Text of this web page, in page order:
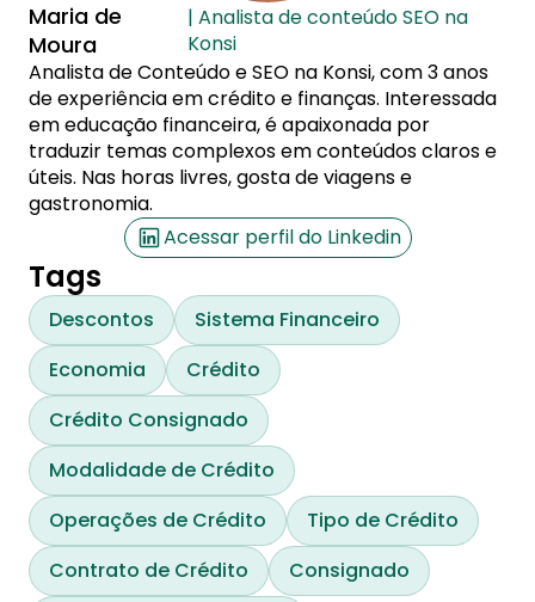
Maria de
Moura
| Analista de conteúdo SEO na
Konsi
Analista de Conteúdo e SEO na Konsi, com 3 anos
de experiência em crédito e finanças. Interessada
em educação financeira, é apaixonada por
traduzir temas complexos em conteúdos claros e
úteis. Nas horas livres, gosta de viagens e
gastronomia.
Acessar perfil do Linkedin
Tags
Descontos
Sistema Financeiro
Economia
Crédito
Crédito Consignado
Modalidade de Crédito
Operações de Crédito
Tipo de Crédito
Contrato de Crédito
Consignado